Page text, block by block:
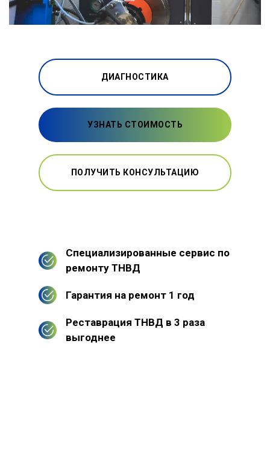
ДИАГНОСТИКА
УЗНАТЬ СТОИМОСТЬ
ПОЛУЧИТЬ КОНСУЛЬТАЦИЮ
Специализированные сервис по
ремонту ТНВД
Гарантия на ремонт 1 год
Реставрация ТНВД в 3 раза
выгоднее